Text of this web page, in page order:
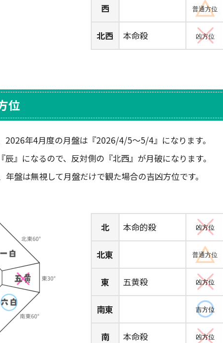
西 普通方位
北西 本命殺 凶方位
位
2026年4月度の月盤は『2026/4/5～5/4』になります。
』になるので、反対側の『北西』が月破になります。
盤は無視して月盤だけで観た場合の吉凶方位です。
北 本命的殺 凶方位
北東 普通方位
東 五黄殺 凶方位
南東 吉方位
南 本命殺 凶方位